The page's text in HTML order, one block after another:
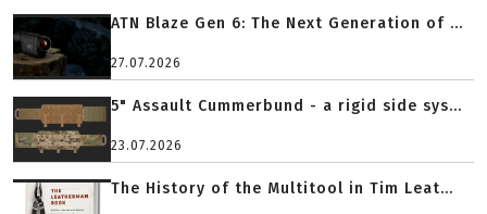
ATN Blaze Gen 6: The Next Generation of ...
27.07.2026
5" Assault Cummerbund - a rigid side sys...
23.07.2026
The History of the Multitool in Tim Leat...